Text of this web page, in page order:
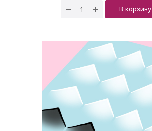
В корзину